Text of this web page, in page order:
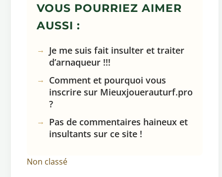
VOUS POURRIEZ AIMER
AUSSI :
Je me suis fait insulter et traiter
d’arnaqueur !!!
Comment et pourquoi vous
inscrire sur Mieuxjouerauturf.pro
?
Pas de commentaires haineux et
insultants sur ce site !
Non classé